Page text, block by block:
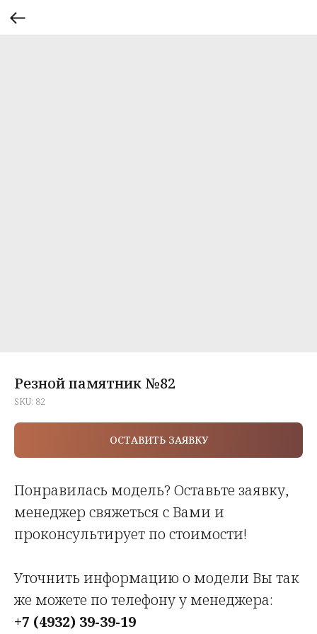
Резной памятник №82
SKU: 82
ОСТАВИТЬ ЗАЯВКУ
Понравилась модель? Оставьте заявку,
менеджер свяжеться с Вами и
проконсультирует по стоимости!
Уточнить информацию о модели Вы так
же можете по телефону у менеджера:
+7 (4932) 39-39-19